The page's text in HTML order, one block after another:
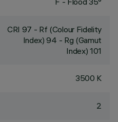
CRI 97 - Rf (Colour Fidelity
Index) 94 - Rg (Gamut
Index) 101
3500 K
2